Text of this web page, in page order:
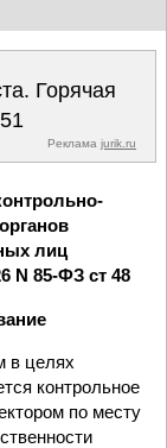
Горячая
Реклама jurik.ru
лиц
N 85-ФЗ ст 48
в целях
контрольное
по месту